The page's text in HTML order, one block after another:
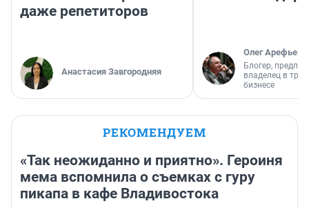
даже репетиторов
Анастасия Завгородняя
Олег Арефьев
Блогер,
владелец в
бизнесе
РЕКОМЕНДУЕМ
«Так неожиданно и приятно». Героиня
мема вспомнила о съемках с гуру
пикапа в кафе Владивостока